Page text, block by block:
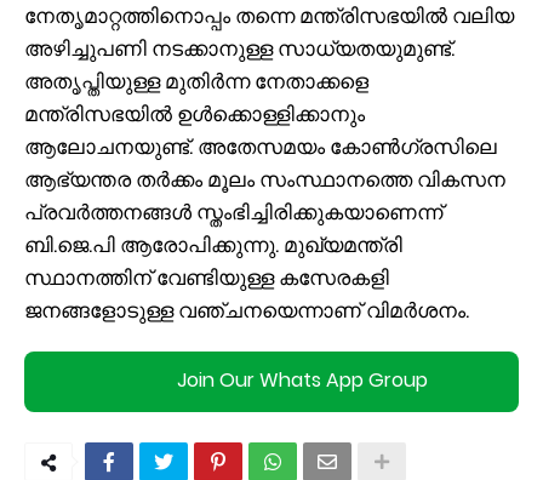
നേതൃമാറ്റത്തിനൊപ്പം തന്നെ മന്ത്രിസഭയിൽ വലിയ
അഴിച്ചുപണി നടക്കാനുള്ള സാധ്യതയുമുണ്ട്.
അതൃപ്തിയുള്ള മുതിർന്ന നേതാക്കളെ
മന്ത്രിസഭയിൽ ഉൾക്കൊള്ളിക്കാനും
ആലോചനയുണ്ട്. അതേസമയം കോൺഗ്രസിലെ
ആഭ്യന്തര തർക്കം മൂലം സംസ്ഥാനത്തെ വികസന
പ്രവർത്തനങ്ങൾ സ്തംഭിച്ചിരിക്കുകയാണെന്ന്
ബി.ജെ.പി ആരോപിക്കുന്നു. മുഖ്യമന്ത്രി
സ്ഥാനത്തിന് വേണ്ടിയുള്ള കസേരകളി
ജനങ്ങളോടുള്ള വഞ്ചനയെന്നാണ് വിമർശനം.
Join Our Whats App Group